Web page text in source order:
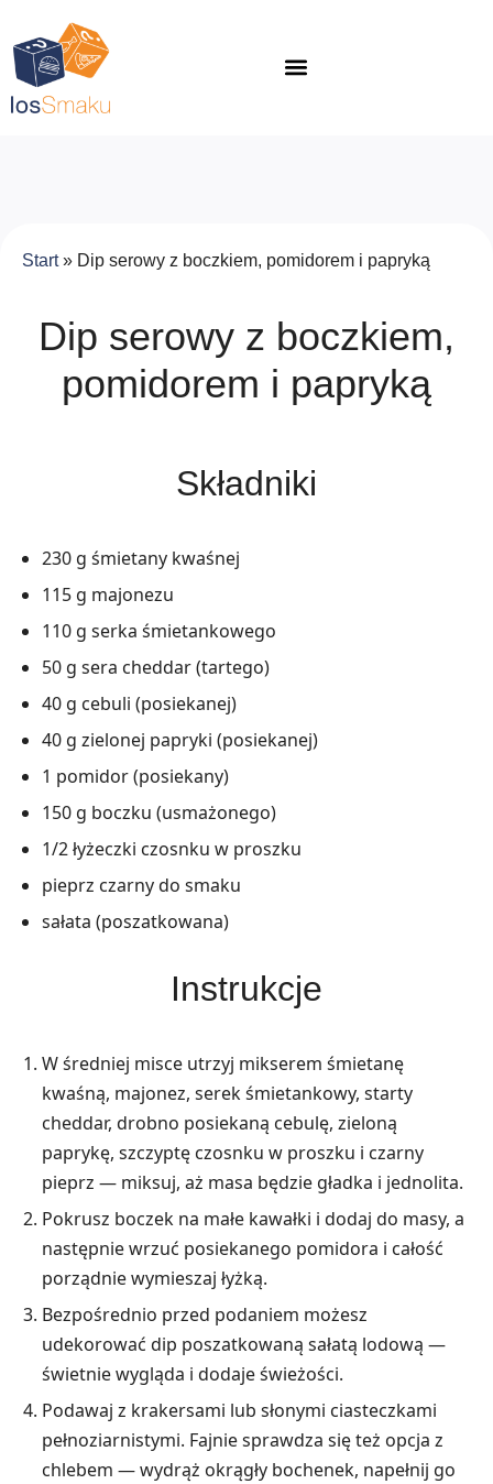
Start» Dip serowy z boczkiem, pomidorem i papryką
Dip serowy z boczkiem,
pomidorem i papryką
Składniki
230 g śmietany kwaśnej
115 g majonezu
110 g serka śmietankowego
50 g sera cheddar (tartego)
40 g cebuli (posiekanej)
40 g zielonej papryki (posiekanej)
1 pomidor (posiekany)
150 g boczku (usmażonego)
1/2 łyżeczki czosnku w proszku
pieprz czarny do smaku
sałata (poszatkowana)
Instrukcje
W średniej misce utrzyj mikserem śmietanę
kwaśną, majonez, serek śmietankowy, starty
cheddar, drobno posiekaną cebulę, zieloną
paprykę, szczyptę czosnku w proszku i czarny
pieprz — miksuj, aż masa będzie gładka i jednolita.
Pokrusz boczek na małe kawałki i dodaj do masy, a
następnie wrzuć posiekanego pomidora i całość
porządnie wymieszaj łyżką.
Bezpośrednio przed podaniem możesz
udekorować dip poszatkowaną sałatą lodową —
świetnie wygląda i dodaje świeżości.
Podawaj z krakersami lub słonymi ciasteczkami
pełnoziarnistymi. Fajnie sprawdza się też opcja z
chlebem — wydrąż okrągły bochenek, napełnij go